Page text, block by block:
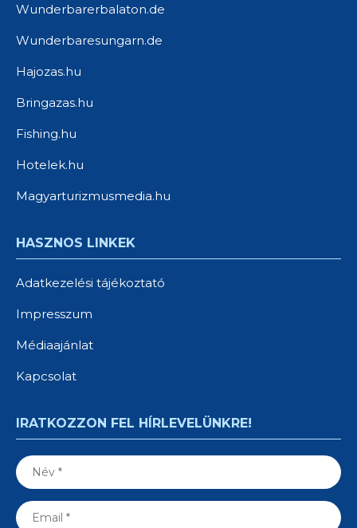
Wunderbarerbalaton.de
Wunderbaresungarn.de
Hajozas.hu
Bringazas.hu
Fishing.hu
Hotelek.hu
Magyarturizmusmedia.hu
HASZNOS LINKEK
Adatkezelési tájékoztató
Impresszum
Médiaajánlat
Kapcsolat
IRATKOZZON FEL HÍRLEVELÜNKRE!